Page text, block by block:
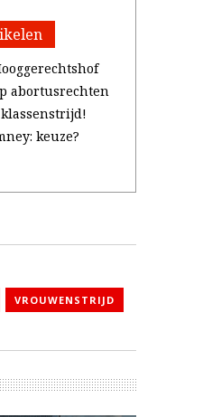
abortusrechten
keuze?
VROUWENSTRIJD